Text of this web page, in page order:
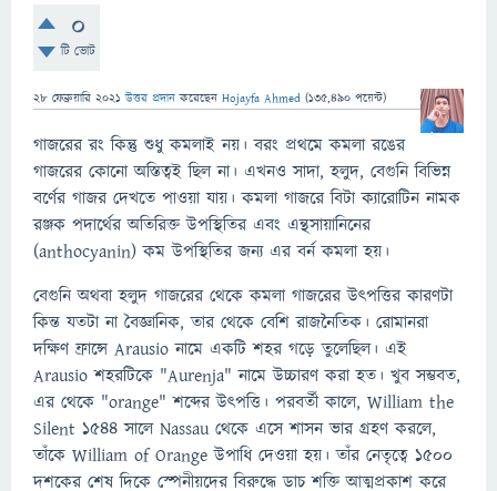
0
টি ভোট
28 ফেব্রুয়ারি 2021 উত্তর প্রদান করেছেন Hojayfa Ahmed (135,490 পয়েন্ট)
গাজরের রং কিন্তু শুধু কমলাই নয়। বরং প্রথমে কমলা রঙের
গাজরের কোনো অস্তিত্বই ছিল না। এখনও সাদা, হলুদ, বেগুনি বিভিন্ন
বর্ণের গাজর দেখতে পাওয়া যায়। কমলা গাজরে বিটা ক্যারোটিন নামক
রঞ্জক পদার্থের অতিরিক্ত উপস্থিতির এবং এন্থসায়ানিনের
(anthocyanin) কম উপস্থিতির জন্য এর বর্ন কমলা হয়।
বেগুনি অথবা হলুদ গাজরের থেকে কমলা গাজরের উৎপত্তির কারণটা
কিন্ত যতটা না বৈজ্ঞানিক, তার থেকে বেশি রাজনৈতিক। রোমানরা
দক্ষিণ ফ্রান্সে Arausio নামে একটি শহর গড়ে তুলেছিল। এই
Arausio শহরটিকে "Aurenja" নামে উচ্চারণ করা হত। খুব সম্ভবত,
এর থেকে "orange" শব্দের উৎপত্তি। পরবর্তী কালে, William the
Silent ১৫৪৪ সালে Nassau থেকে এসে শাসন ভার গ্রহণ করলে,
তাঁকে William of Orange উপাধি দেওয়া হয়। তাঁর নেতৃত্বে ১৫০০
দশকের শেষ দিকে স্পেনীয়দের বিরুদ্ধে ডাচ শক্তি আত্মপ্রকাশ করে